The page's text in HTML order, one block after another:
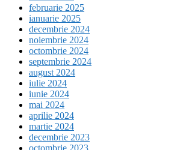
februarie 2025
ianuarie 2025
decembrie 2024
noiembrie 2024
octombrie 2024
septembrie 2024
august 2024
iulie 2024
iunie 2024
mai 2024
aprilie 2024
martie 2024
decembrie 2023
octombrie 2023